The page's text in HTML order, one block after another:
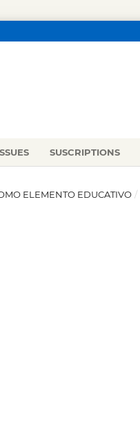
SUSCRIPTIONS
ELEMENTO EDUCATIVO /